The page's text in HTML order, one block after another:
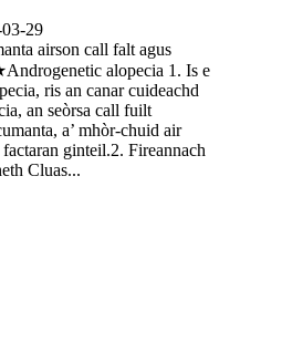
29
airson call falt agus
alopecia 1. Is e
ris an canar cuideachd
an seòrsa call fuilt
a’ mhòr-chuid air
ginteil.2. Fireannach
Cluas...